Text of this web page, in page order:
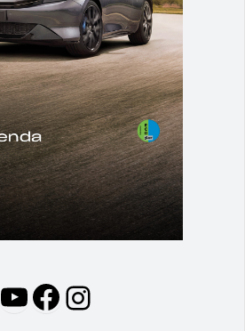
YouTube
Facebook
Instagram